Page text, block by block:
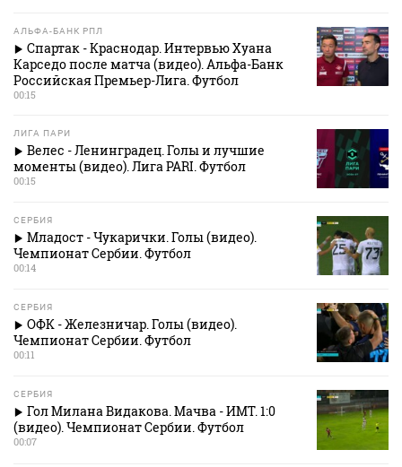
АЛЬФА-БАНК РПЛ
Спартак - Краснодар. Интервью Хуана
Карседо после матча (видео). Альфа-Банк
Российская Премьер-Лига. Футбол
00:15
ЛИГА ПАРИ
Велес - Ленинградец. Голы и лучшие
моменты (видео). Лига PARI. Футбол
00:15
СЕРБИЯ
Младост - Чукарички. Голы (видео).
Чемпионат Сербии. Футбол
00:14
СЕРБИЯ
ОФК - Железничар. Голы (видео).
Чемпионат Сербии. Футбол
00:11
СЕРБИЯ
Гол Милана Видакова. Мачва - ИМТ. 1:0
(видео). Чемпионат Сербии. Футбол
00:07